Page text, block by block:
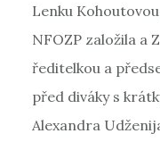
Lenku
NFOZP založila a
ředitelkou a
před diváky s
Alexandra